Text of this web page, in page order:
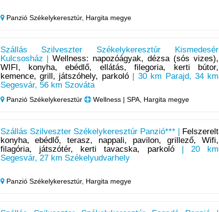
Panzió Székelykeresztúr, Hargita megye
Szállás Szilveszter Székelykeresztúr Kismedesér
Kulcsosház |Wellness: napozóágyak, dézsa (sós vizes),
WIFI, konyha, ebédlő, ellátás, filegoria, kerti bútor,
kemence, grill, játszóhely, parkoló| 30 km Parajd, 34 km
Segesvár, 56 km Szováta
Panzió Székelykeresztúr Wellness | SPA, Hargita megye
Szállás Szilveszter Székelykeresztúr Panzió*** |
Felszerelt
konyha, ebédlő, terasz, nappali, pavilon, grillező, Wifi,
filagória, játszótér, kerti tavacska, parkoló| 20 km
Segesvár, 27 km Székelyudvarhely
Panzió Székelykeresztúr, Hargita megye